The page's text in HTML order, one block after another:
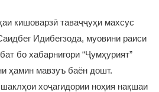
кишоварзӣ таваҷҷуҳи махсус
Идибегзода, муовини раиси
бо хабарнигори “Ҷумҳурият”
ҳамин мавзуъ баён дошт.
хоҷагидории ноҳия нақшаи